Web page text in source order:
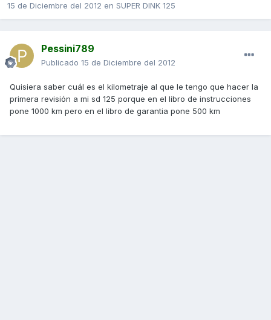
15 de Diciembre del 2012 en SUPER DINK 125
Pessini789
Publicado 15 de Diciembre del 2012
Quisiera saber cuál es el kilometraje al que le tengo que hacer la
primera revisión a mi sd 125 porque en el libro de instrucciones
pone 1000 km pero en el libro de garantia pone 500 km